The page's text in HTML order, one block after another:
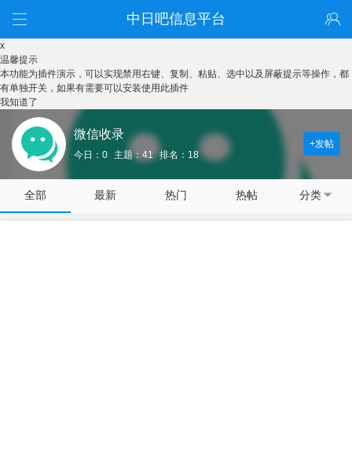
中日吧信息平台
x
温馨提示
本功能为插件演示，可以实现禁用右键、复制、粘贴、选中以及屏蔽提示等操作，都
有单独开关，如果有需要可以安装使用此插件
我知道了
微信收录
今日：0 主题：41 排名：18
+发帖
全部 最新 热门 热帖 分类